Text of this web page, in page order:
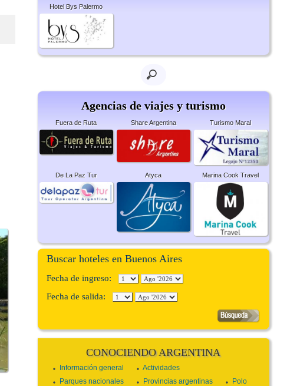
Hotel Bys Palermo
Agencias de viajes y turismo
Fuera de Ruta Share Argentina Turismo Maral
De La Paz Tur Atyca Marina Cook Travel
Buscar hoteles en Buenos Aires
Fecha de ingreso:
Fecha de salida:
CONOCIENDO ARGENTINA
Información general
Actividades
Parques nacionales
Provincias argentinas Polo